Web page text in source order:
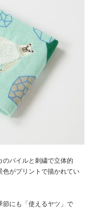
のパイルと刺繍で立体的
色がプリントで描かれてい
節にも「使えるヤツ」で